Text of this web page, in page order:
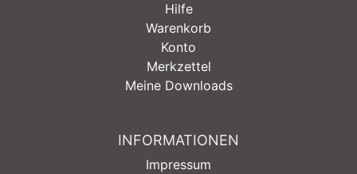
Hilfe
Warenkorb
Konto
Merkzettel
Meine Downloads
INFORMATIONEN
Impressum